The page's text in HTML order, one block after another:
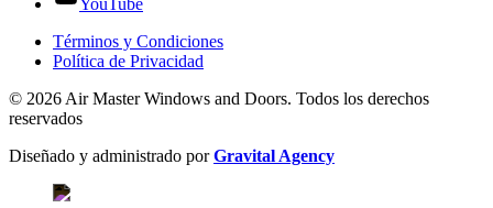
YouTube
Términos y Condiciones
Política de Privacidad
© 2026 Air Master Windows and Doors. Todos los derechos
reservados
Diseñado y administrado porGravital Agency